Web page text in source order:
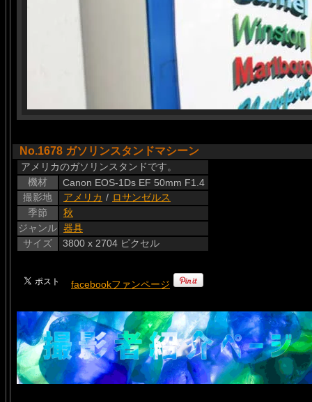
No.1678 ガソリンスタンドマシーン
アメリカのガソリンスタンドです。
機材
Canon EOS-1Ds EF 50mm F1.4
撮影地
アメリカ / ロサンゼルス
季節
秋
ジャンル 器具
サイズ
3800 x 2704 ピクセル
facebookファンページ